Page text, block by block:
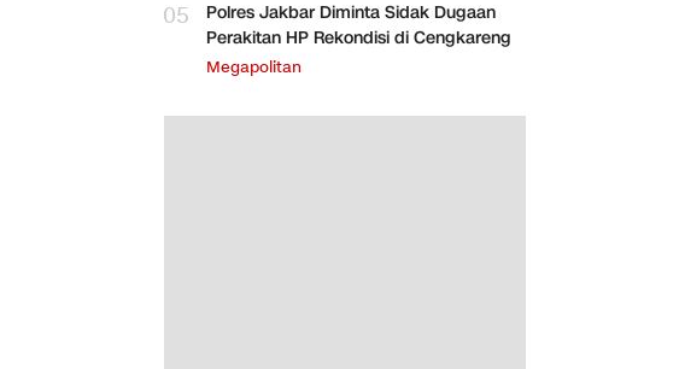
05
Polres Jakbar Diminta Sidak Dugaan
Perakitan HP Rekondisi di Cengkareng
Megapolitan